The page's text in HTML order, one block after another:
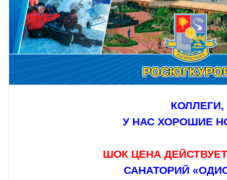
КОЛЛЕГИ,
У НАС ХОРОШИЕ
ШОК ЦЕНА ДЕЙСТВУЕТ
САНАТОРИЙ